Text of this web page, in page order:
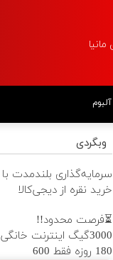
آلبوم
وبگردی
سرمایه‌گذاری بلندمدت با
خرید نقره از دیجی‌کالا
⏳فرصت محدود!!
3000گیگ اینترنت خانگی
180 روزه فقط 600